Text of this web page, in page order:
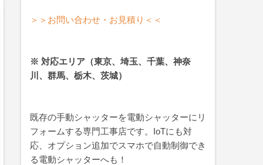
＞＞お問い合わせ・お見積り＜＜
※ 対応エリア（東京、埼玉、千葉、神奈
川、群馬、栃木、茨城）
既存の手動シャッターを電動シャッターにリ
フォームする専門工事店です。IoTにも対
応、オプション追加でスマホで自動制御でき
る電動シャッターへも！